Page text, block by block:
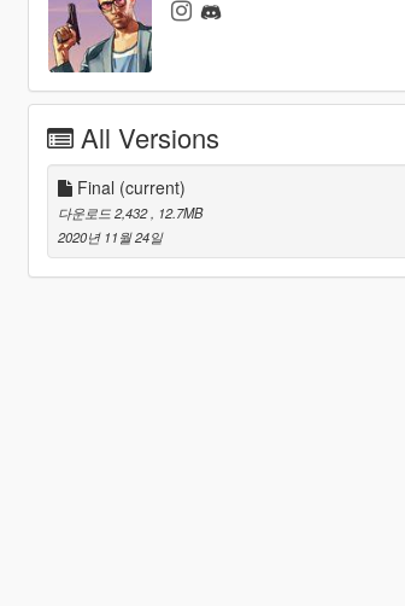
All Versions
Final (current)
다운로드 2,432 , 12.7MB
2020년 11월 24일